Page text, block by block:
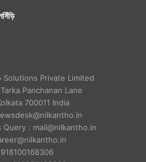
Solutions Private Limited
Panchanan Lane
700011 India
: mail@nilkantho.in